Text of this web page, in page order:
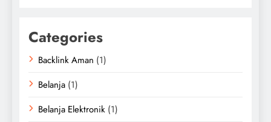
Categories
Backlink Aman (1)
Belanja (1)
Belanja Elektronik (1)